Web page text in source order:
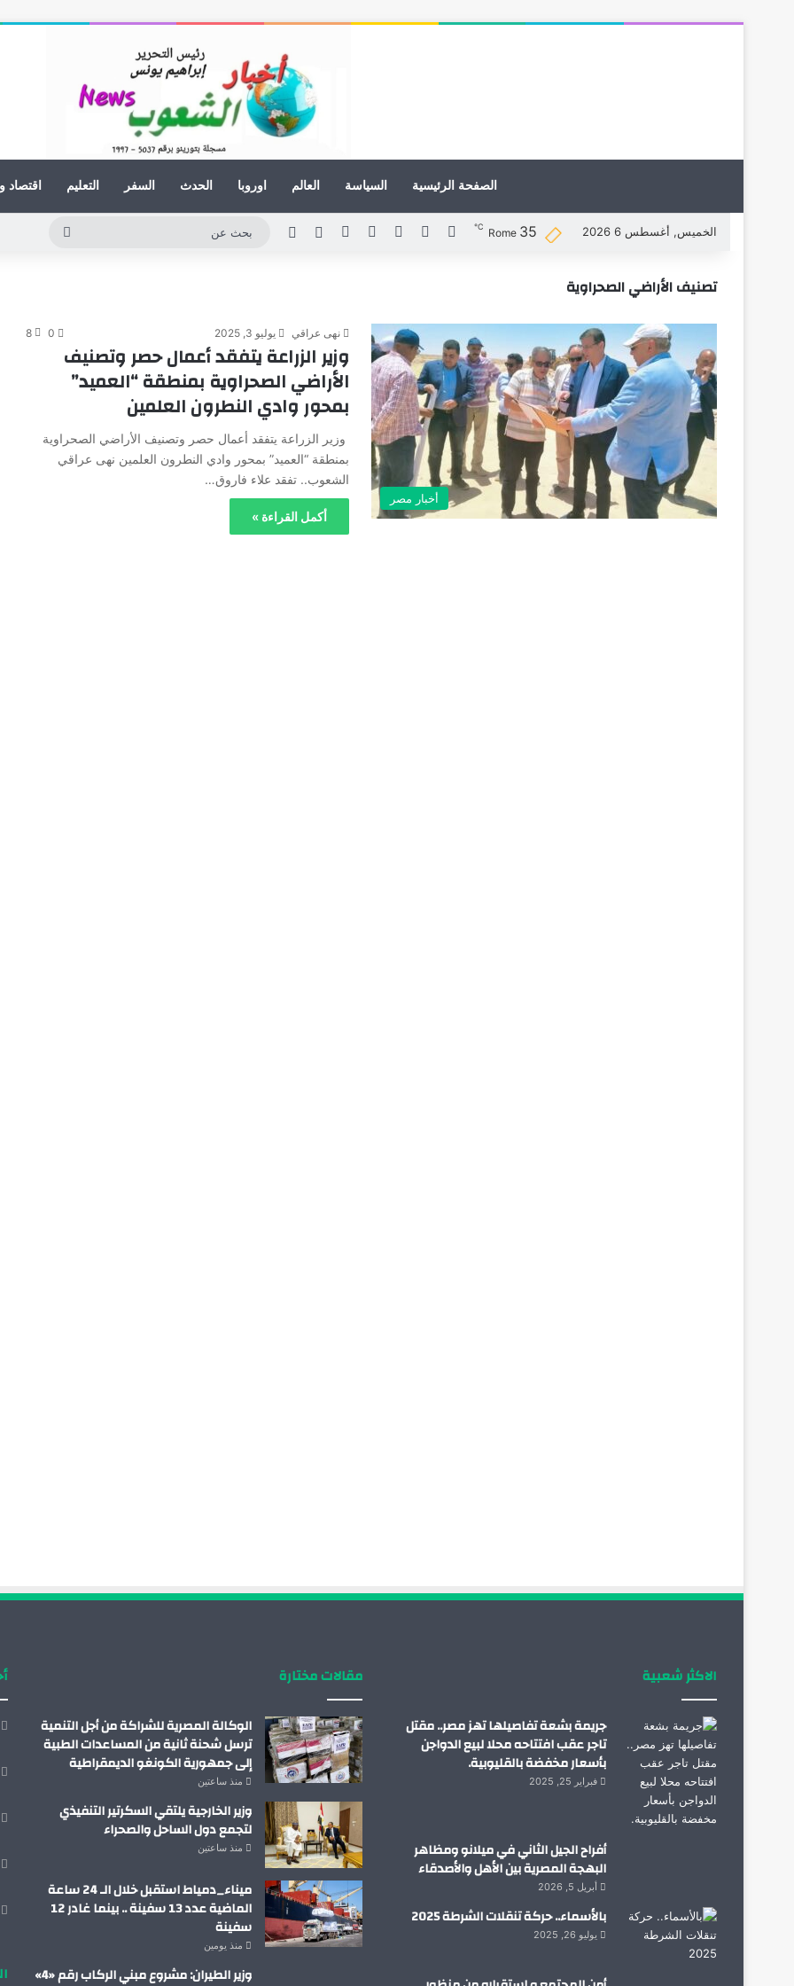
الصفحة الرئيسية السياسة العالم اوروبا الحدث السفر التعليم اقتصاد
الخميس, أغسطس 6 2026 Rome 35
℃ فيسبوك لينكدإنيوتيوب انستقراممقال عشوائي
الوضع المظلم
تصنيف الأراضي الصحراوية
أخبار مصر
نهى عراقي يوليو 3, 2025 0
8
وزير الزراعة يتفقد أعمال حصر وتصنيف
الأراضي الصحراوية بمنطقة “العميد”
بمحور وادي النطرون العلمين
وزير الزراعة يتفقد أعمال حصر وتصنيف الأراضي الصحراوية
بمنطقة “العميد” بمحور وادي النطرون العلمين نهى عراقي
الشعوب.. تفقد علاء فاروق…
أكمل القراءة »
الاكثر شعبية
جريمة بشعة تفاصيلها تهز مصر.. مقتل
تاجر عقب افتتاحه محلا لبيع الدواجن
بأسعار مخفضة بالقليوبية.
فبراير 25, 2025
أفراح الجيل الثاني في ميلانو ومظاهر
البهجة المصرية بين الأهل والأصدقاء
أبريل 5, 2026
بالأسماء.. حركة تنقلات الشرطة 2025
يوليو 26, 2025
مقالات مختارة
الوكالة المصرية للشراكة من أجل التنمية
ترسل شحنة ثانية من المساعدات الطبية
إلى جمهورية الكونغو الديمقراطية
منذ ساعتين
وزير الخارجية يلتقي السكرتير التنفيذي
لتجمع دول الساحل والصحراء
منذ ساعتين
ميناء_دمياط استقبل خلال الـ 24 ساعة
الماضية عدد 13 سفينة .. بينما غادر 12
سفينة
منذ يومين
وزير الطيران: مشروع مبني الركاب رقم «4»